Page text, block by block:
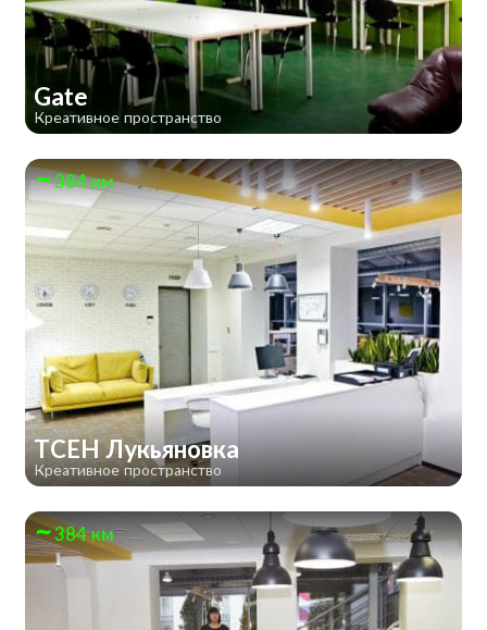
Gate
Креативное пространство
384 км
TCEH Лукьяновка
Креативное пространство
384 км